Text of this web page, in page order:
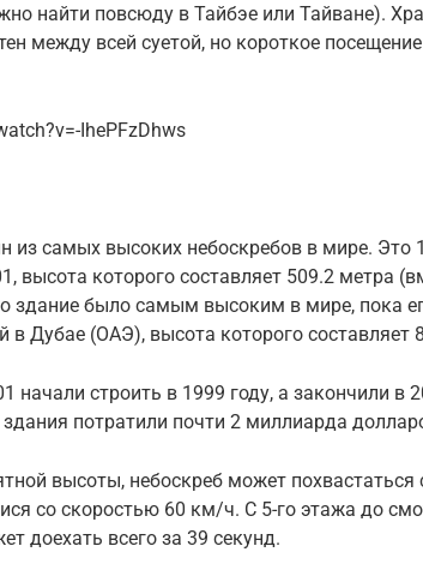
найти повсюду в Тайбэе или Тайване).
между всей суетой, но короткое
IhePFzDhws
из самых высоких небоскребов в мире. Это
высота которого составляет 509.2 метра
здание было самым высоким в мире, пока
в Дубае (ОАЭ), высота которого составляет
начали строить в 1999 году, а закончили в
здания потратили почти 2 миллиарда
высоты, небоскреб может
со скоростью 60 км/ч. С 5-го этажа до
доехать всего за 39 секунд.